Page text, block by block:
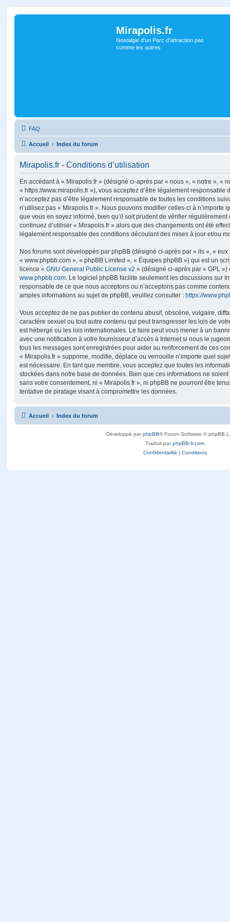
Mirapolis.fr
Nostalgie d'un Parc d'attraction pas
comme les autres
FAQ
Accueil Index du forum
Mirapolis.fr - Conditions d’utilisation
En accédant à « Mirapolis.fr » (désigné ci-après par « nous », « notre », «
« https://www.mirapolis.fr »), vous acceptez d’être légalement responsable
n’acceptez pas d’être légalement responsable de toutes les conditions
n’utilisez pas « Mirapolis.fr ». Nous pouvons modifier celles-ci à n’importe
que vous en soyez informé, bien qu’il soit prudent de vérifier
continuez d’utiliser « Mirapolis.fr » alors que des changements ont été
légalement responsable des conditions découlant des mises à jour et/ou
Nos forums sont développés par phpBB (désigné ci-après par « ils », «
« www.phpbb.com », « phpBB Limited », « Équipes phpBB ») qui est un
licence « GNU General Public License v2 » (désigné ci-après par « GPL
www.phpbb.com. Le logiciel phpBB facilite seulement les discussions sur
responsable de ce que nous acceptons ou n’acceptons pas comme
amples informations au sujet de phpBB, veuillez consulter : https://
Vous acceptez de ne pas publier de contenu abusif, obscène, vulgaire,
caractère sexuel ou tout autre contenu qui peut transgresser les lois de
est hébergé ou les lois internationales. Le faire peut vous mener à un
avec une notification à votre fournisseur d’accès à Internet si nous le
tous les messages sont enregistrées pour aider au renforcement de ces
« Mirapolis.fr » supprime, modifie, déplace ou verrouille n’importe quel
est nécessaire. En tant que membre, vous acceptez que toutes les
stockées dans notre base de données. Bien que ces informations ne
sans votre consentement, ni « Mirapolis.fr », ni phpBB ne pourront être
tentative de piratage visant à compromettre les données.
Accueil Index du forum
Développé parphpBB® Forum Software © phpBB
Traduit parphpBB-fr.com
Confidentialité | Conditions